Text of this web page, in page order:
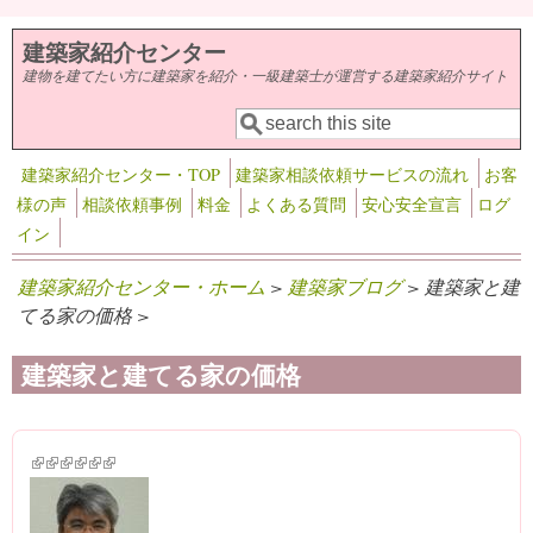
メインコンテンツに移動
建築家紹介センター
建物を建てたい方に建築家を紹介・一級建築士が運営する建築家紹介サイト
検索フォーム
検索
建築家紹介センター・TOP 建築家相談依頼サービスの流れ
お客
様の声
相談依頼事例 料金 よくある質問 安心安全宣言
ログ
イン
建築家紹介センター・ホーム > 建築家ブログ> 建築家と建
てる家の価格 >
建築家と建てる家の価格
(link is external)
(link is external)
(link is external)
(link is external)
(link is external)
(link is external)